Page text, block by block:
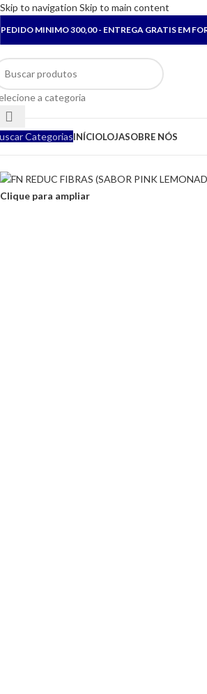
Skip to navigation Skip to main content
PEDIDO MINIMO 300,00 - ENTREGA GRATIS EM
a categoria
CategoriasINÍCIOLOJASOBRE NÓS
Clique para ampliar